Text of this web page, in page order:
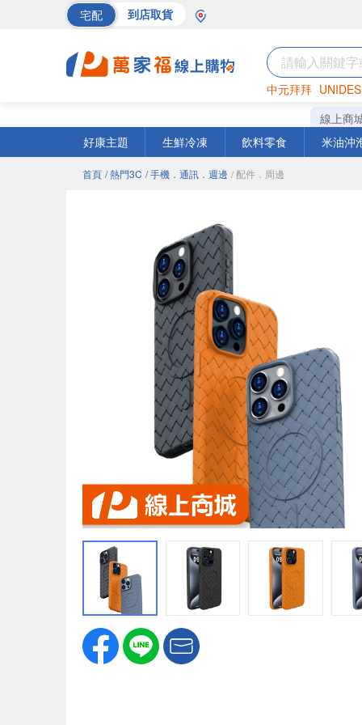
宅配 到店取貨
中元拜拜
巧克力 罐頭
線上商
好康主題
生鮮冷凍 飲料零食 米油沖
首頁 / 熱門3C / 手機．通訊．週邊 / 配件．周邊